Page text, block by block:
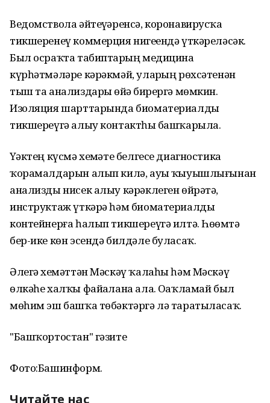
Ведомствола әйтеүҙәренсә, коронавирусҡа
тикшеренеү коммерция нигеҙендә үткәреләсәк.
Был осраҡта табиптарҙың медицина
күрһәтмәләре кәрәкмәй, уларҙың рөхсәтенән
тыш та анализдарҙы өйҙә бирергә мөмкин.
Изоляция шарттарында биоматериалды
тикшереүгә алыу контактһыҙ башҡарыла.
Үҙәктең күсмә хеҙмәте белгесе диагностика
ҡорамалдарын алып килә, ауыҙ ҡыуышлығынан
анализды нисек алыу кәрәклеген өйрәтә,
инструктаж үткәрә һәм биоматериалды
контейнерға һалып тикшереүгә илтә. Һөҙөмтә
бер-ике көн эсендә билдәле буласаҡ.
Әлегә хеҙмәттән Мәскәү ҡалаһы һәм Мәскәү
өлкәһе халҡы файҙалана ала. Оҙаҡламай был
мөһим эш башҡа төбәктәргә лә таратыласаҡ.
"Башҡортостан" гәзите
Фото:Башинформ.
Читайте нас